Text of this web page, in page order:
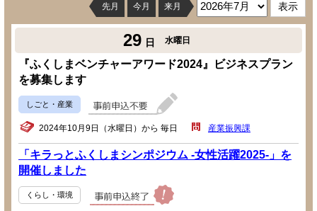
先月 今月 来月
29 日 水曜日
『ふくしまベンチャーアワード2024』ビジネスプラン
を募集します
しごと・産業
2024年10月9日（水曜日）から 毎日 産業振興課
「キラっとふくしまシンポジウム -女性活躍2025-」を
開催しました
くらし・環境